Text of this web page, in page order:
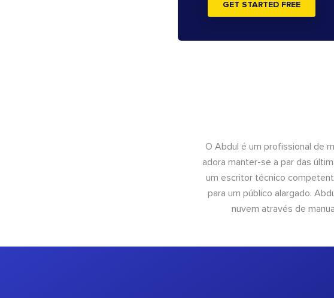
GET STARTED FREE
O Abdul é um profissional de
adora manter-se a par das
um escritor técnico
para um público alargado.
nuvem através de